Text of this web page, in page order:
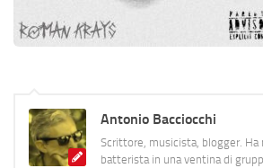
Antonio Bacciocchi
Scrittore, musicista, blogger.
batterista in una ventina di